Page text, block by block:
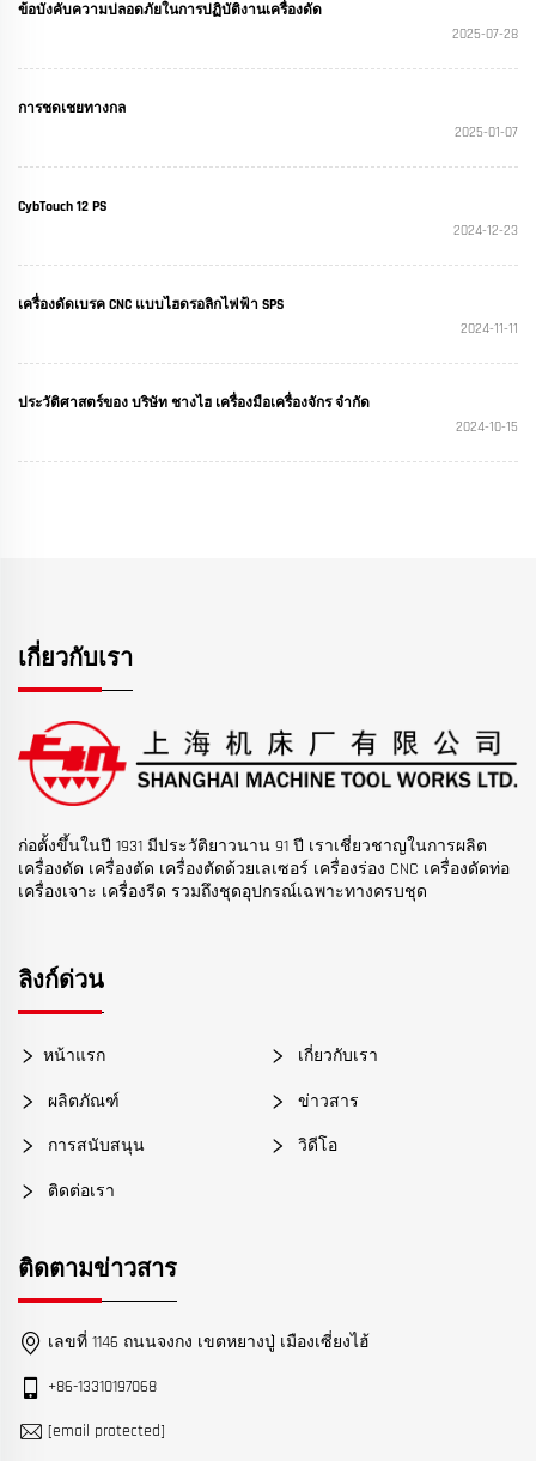
ข้อบังคับความปลอดภัยในการปฏิบัติงานเครื่องดัด
2025-07-28
การชดเชยทางกล
2025-01-07
CybTouch 12 PS
2024-12-23
เครื่องดัดเบรค CNC แบบไฮดรอลิกไฟฟ้า SPS
2024-11-11
ประวัติศาสตร์ของ บริษัท ชางไฮ เครื่องมือเครื่องจักร จํากัด
2024-10-15
เกี่ยวกับเรา
ก่อตั้งขึ้นในปี 1931 มีประวัติยาวนาน 91 ปี เราเชี่ยวชาญในการผลิต
เครื่องดัด เครื่องตัด เครื่องตัดด้วยเลเซอร์ เครื่องร่อง CNC เครื่องดัดท่อ
เครื่องเจาะ เครื่องรีด รวมถึงชุดอุปกรณ์เฉพาะทางครบชุด
ลิงก์ด่วน
หน้าแรก เกี่ยวกับเรา
ผลิตภัณฑ์ ข่าวสาร
การสนับสนุน วิดีโอ
ติดต่อเรา
ติดตามข่าวสาร
เลขที่ 1146 ถนนจงกง เขตหยางปู่ เมืองเซี่ยงไฮ้
+86-13310197068
[email protected]